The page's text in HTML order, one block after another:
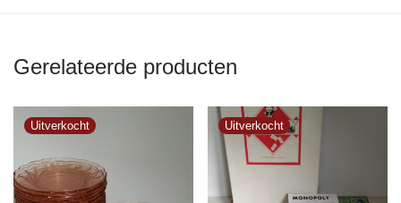
Gerelateerde producten